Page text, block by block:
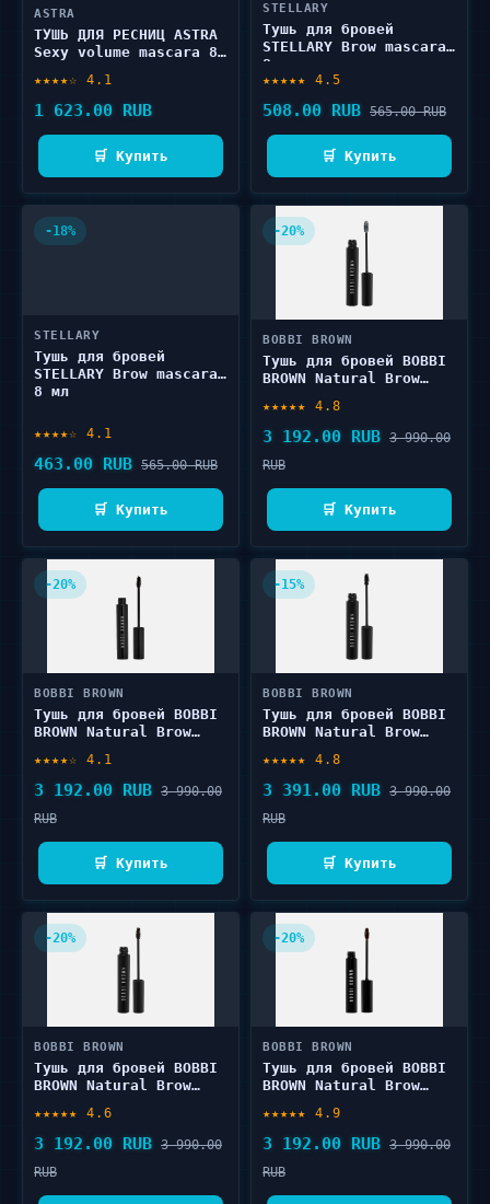
ASTRA
ТУШЬ ДЛЯ РЕСНИЦ ASTRA
Sexy volume mascara 8
★★★★☆ 4.1
1 623.00 RUB
🛒 Купить
STELLARY
Тушь для бровей
STELLARY Brow mascara
8 мл
★★★★★ 4.5
508.00 RUB 565.00 RUB
🛒 Купить
-18%
STELLARY
Тушь для бровей
STELLARY Brow mascara
8 мл
★★★★☆ 4.1
463.00 RUB 565.00 RUB
🛒 Купить
-20%
BOBBI BROWN
Тушь для бровей BOBBI
BROWN Natural Brow
★★★★★ 4.8
3 192.00 RUB 3 990.00
RUB
🛒 Купить
-20%
BOBBI BROWN
Тушь для бровей BOBBI
BROWN Natural Brow
★★★★☆ 4.1
3 192.00 RUB 3 990.00
RUB
🛒 Купить
-15%
BOBBI BROWN
Тушь для бровей BOBBI
BROWN Natural Brow
★★★★★ 4.8
3 391.00 RUB 3 990.00
RUB
🛒 Купить
-20%
BOBBI BROWN
Тушь для бровей BOBBI
BROWN Natural Brow
★★★★★ 4.6
3 192.00 RUB 3 990.00
RUB
-20%
BOBBI BROWN
Тушь для бровей BOBBI
BROWN Natural Brow
★★★★★ 4.9
3 192.00 RUB 3 990.00
RUB